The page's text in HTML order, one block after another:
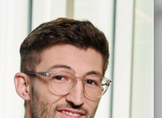
pédagogiques des théories de
posthumanisme, du féminisme
aux sciences
des sciences/STIM dans une
socioécologique de care
professionnelle des